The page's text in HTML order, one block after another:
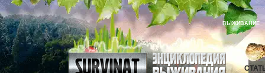
ВЫЖИВАНИЕ